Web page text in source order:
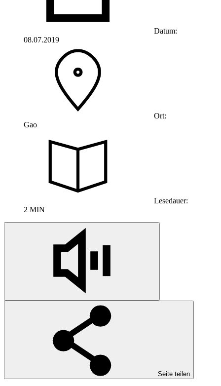
Datum:
08.07.2019
Ort:
Gao
Lesedauer:
2 MIN
Seite teilen